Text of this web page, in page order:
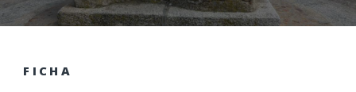
FICHA